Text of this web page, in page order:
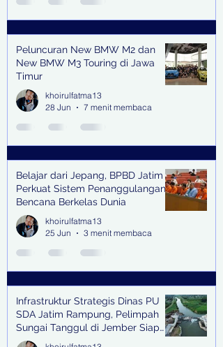
Peluncuran New BMW M2 dan
New BMW M3 Touring di Jawa
Timur
khoirulfatma13
28 Jun
7 menit membaca
Belajar dari Jepang, BPBD Jatim
Perkuat Sistem Penanggulangan
Bencana Berkelas Dunia
khoirulfatma13
25 Jun
3 menit membaca
Infrastruktur Strategis Dinas PU
SDA Jatim Rampung, Pelimpah
Sungai Tanggul di Jember Siap
Bangkitkan Swasembada Pangan